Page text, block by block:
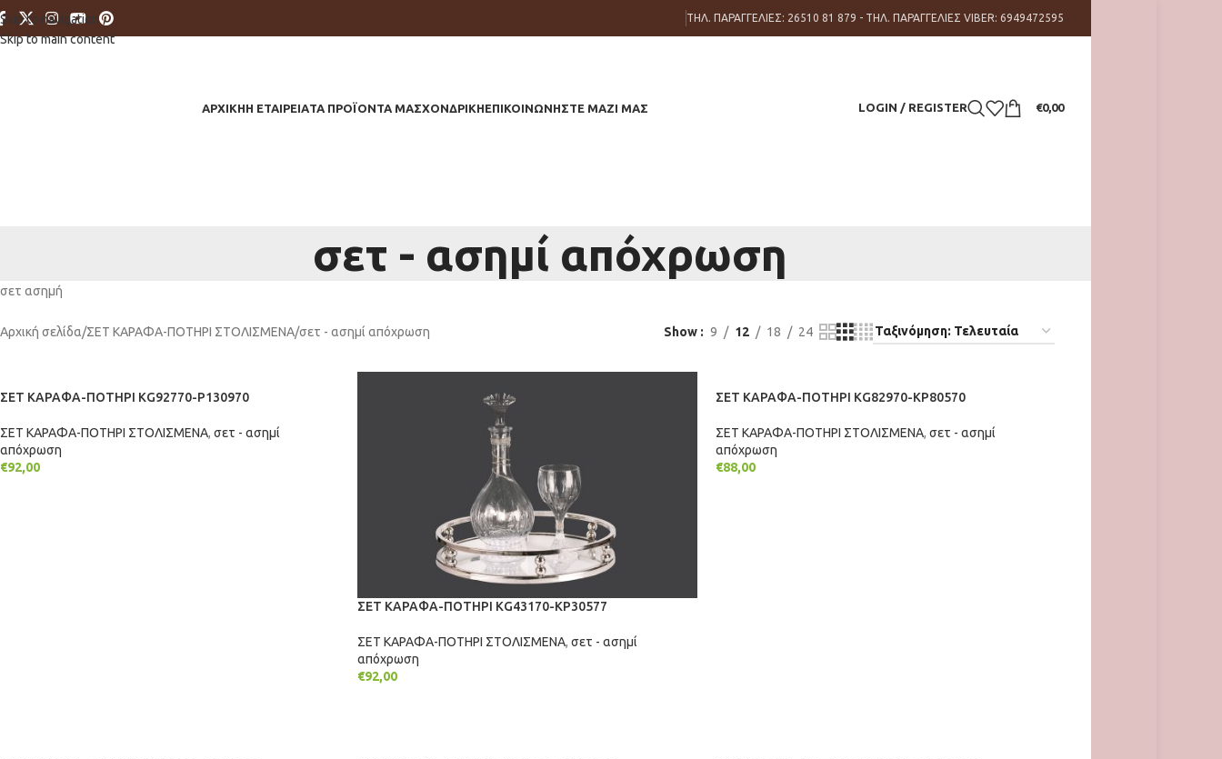
Skip to navigation
Skip to main content
ΤΗΛ. ΠΑΡΑΓΓΕΛΙΕΣ: 26510 81 879 - ΤΗΛ. ΠΑΡΑΓΓΕΛΙΕΣ VIBER: 6949472595
ΑΡΧΙΚΗΗ ΕΤΑΙΡΕΙΑΤΑ ΠΡΟΪΟΝΤΑ ΜΑΣΧΟΝΔΡΙΚΗΕΠΙΚΟΙΝΩΝΗΣΤΕ ΜΑΖΙ ΜΑΣ LOGIN / REGISTER €0,00
σετ - ασημί απόχρωση
σετ ασημή
Αρχική σελίδα ΣΕΤ ΚΑΡΑΦΑ-ΠΟΤΗΡΙ ΣΤΟΛΙΣΜΕΝΑ σετ - ασημί απόχρωση Show 9 12 18 24
ΣΕΤ ΚΑΡΑΦΑ-ΠΟΤΗΡΙ KG92770-P130970
ΣΕΤ ΚΑΡΑΦΑ-ΠΟΤΗΡΙ ΣΤΟΛΙΣΜΕΝΑ, σετ - ασημί
απόχρωση
€92,00
ΣΕΤ ΚΑΡΑΦΑ-ΠΟΤΗΡΙ KG43170-KP30577
ΣΕΤ ΚΑΡΑΦΑ-ΠΟΤΗΡΙ ΣΤΟΛΙΣΜΕΝΑ, σετ - ασημί
απόχρωση
€92,00
ΣΕΤ ΚΑΡΑΦΑ-ΠΟΤΗΡΙ KG82970-KP80570
ΣΕΤ ΚΑΡΑΦΑ-ΠΟΤΗΡΙ ΣΤΟΛΙΣΜΕΝΑ, σετ - ασημί
απόχρωση
€88,00